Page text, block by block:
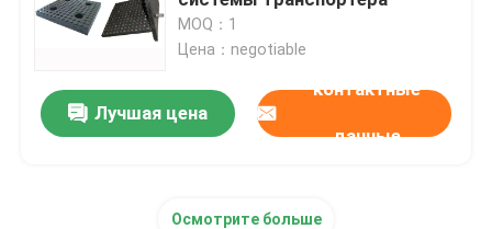
керамический отстающий шкива
Отстающий шкива транспортера
MOQ：1
Цена：negotiable
Лучшая цена
контактные
данные
Осмотрите больше